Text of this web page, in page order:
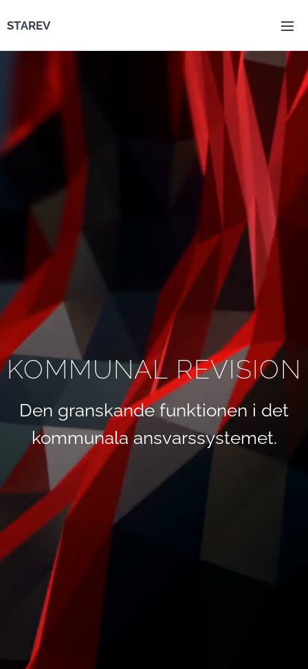
STAREV
KOMMUNAL REVISION
Den granskande funktionen i det
kommunala ansvarssystemet.